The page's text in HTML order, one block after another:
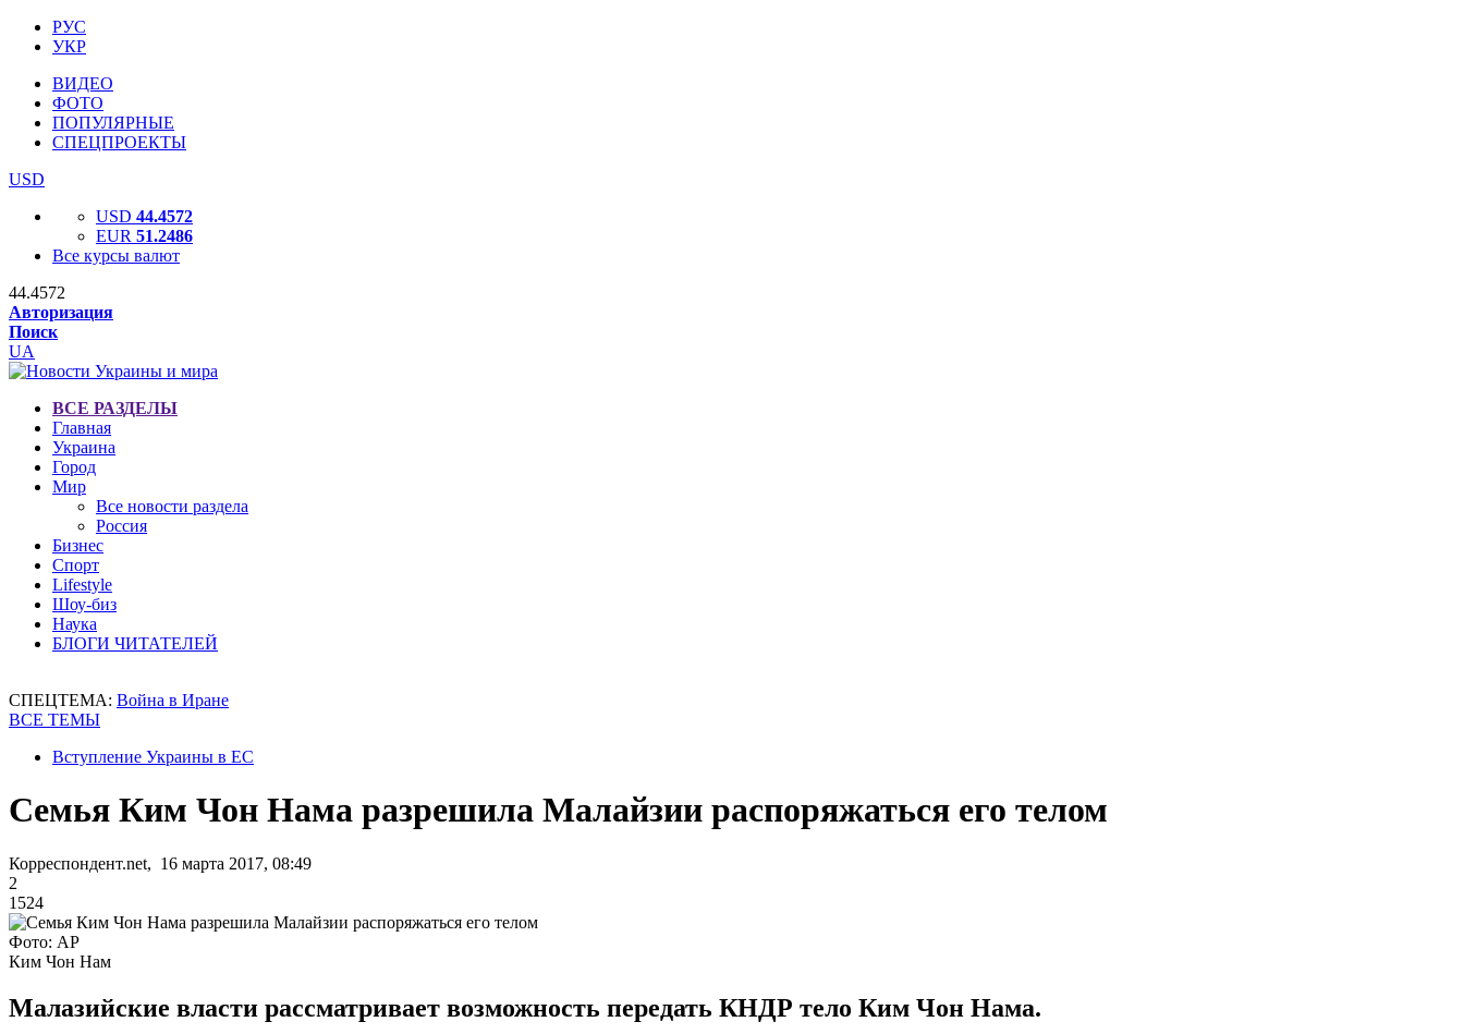
РУС
УКР
ВИДЕО
ФОТО
ПОПУЛЯРНЫЕ
СПЕЦПРОЕКТЫ
USD
USD 44.4572
EUR 51.2486
Все курсы валют
44.4572
Авторизация
Поиск
UA
ВСЕ РАЗДЕЛЫ
Главная
Украина
Город
Мир
Все новости раздела
Россия
Бизнес
Спорт
Lifestyle
Шоу-биз
Наука
БЛОГИ ЧИТАТЕЛЕЙ
СПЕЦТЕМА: Война в Иране
ВСЕ ТЕМЫ
Вступление Украины в ЕС
Семья Ким Чон Нама разрешила Малайзии распоряжаться его телом
Корреспондент.net, 16 марта 2017, 08:49
2
1524
Фото: AP
Ким Чон Нам
Малазийские власти рассматривает возможность передать КНДР тело Ким Чон Нама.